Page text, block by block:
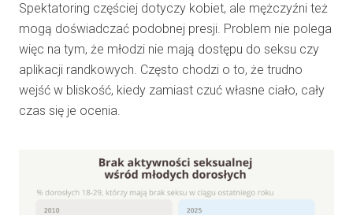
Spektatoring częściej dotyczy kobiet, ale mężczyźni też
mogą doświadczać podobnej presji. Problem nie polega
więc na tym, że młodzi nie mają dostępu do seksu czy
aplikacji randkowych. Często chodzi o to, że trudno
wejść w bliskość, kiedy zamiast czuć własne ciało, cały
czas się je ocenia.